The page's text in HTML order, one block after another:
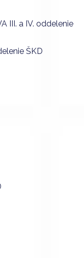
III. a IV. oddelenie
ŠKD